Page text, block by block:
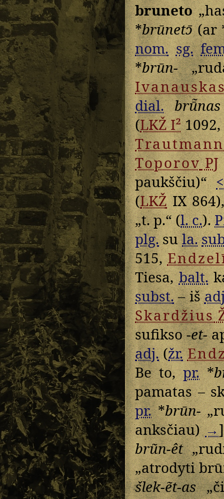
bruneto
*brūnetɔ̄(ar
nom. sg.
*brūn-
dial. brū̃nas
(LKŽ I²
Trautmann
ToporovPJ
paukščiu)“<
(LKŽIX
„t. p.“ (l. c.).
plg.sula.
515,
Tiesa,balt.
subst.– iš
Skardžius
sufikso-et-
adj.(žr.
Be to,pr.*
pamatas –
pr.*brūn-
anksčiau)→
brũn-êt
„atrodyti
šlek-ẽt-as